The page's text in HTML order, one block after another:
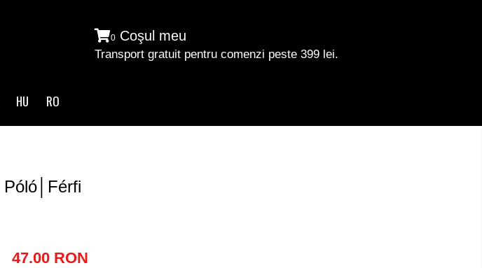
0Coşul meu
Transport gratuit pentru comenzi peste 399 lei.
HU RO
47.00 RON